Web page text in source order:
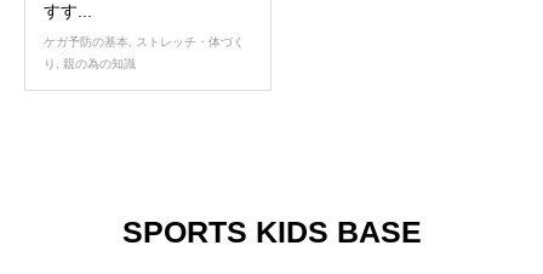
すす...
ケガ予防の基本, ストレッチ・体づく
り , 親の為の知識
SPORTS KIDS BASE